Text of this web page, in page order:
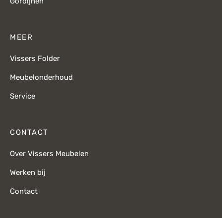
MEER
Vissers Folder
Meubelonderhoud
Service
CONTACT
Over Vissers Meubelen
Werken bij
Contact